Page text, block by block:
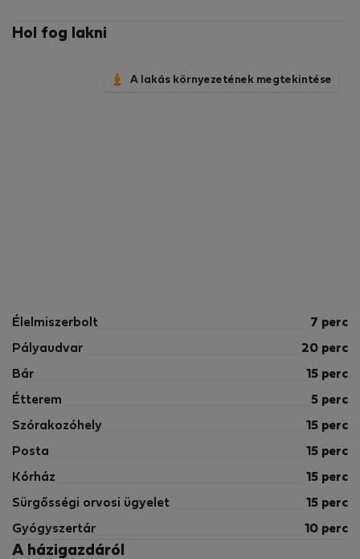
Hol fog lakni
A lakás környezetének megtekintése
Élelmiszerbolt 7 perc
Pályaudvar 20 perc
Bár 15 perc
Étterem 5 perc
Szórakozóhely 15 perc
Posta 15 perc
Kórház 15 perc
Sürgősségi orvosi ügyelet 15 perc
Gyógyszertár 10 perc
A házigazdáról